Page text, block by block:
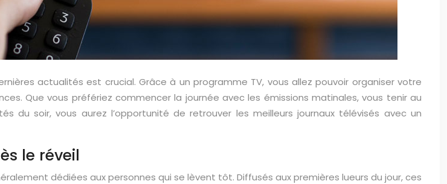
actualités est crucial. Grâce à un programme TV, vous allez pouvoir organiser votre
Que vous préfériez commencer la journée avec les émissions matinales, vous tenir au
soir, vous aurez l’opportunité de retrouver les meilleurs journaux télévisés avec un
le réveil
dédiées aux personnes qui se lèvent tôt. Diffusés aux premières lueurs du jour, ces